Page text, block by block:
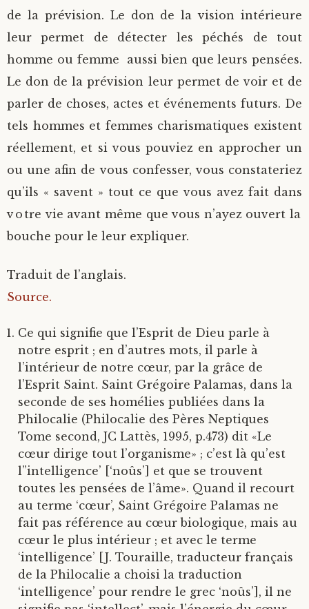
de la prévision. Le don de la vision intérieure
leur permet de détecter les péchés de tout
homme ou femme aussi bien que leurs pensées.
Le don de la prévision leur permet de voir et de
parler de choses, actes et événements futurs. De
tels hommes et femmes charismatiques existent
réellement, et si vous pouviez en approcher un
ou une afin de vous confesser, vous constateriez
qu’ils « savent » tout ce que vous avez fait dans
votre vie avant même que vous n’ayez ouvert la
bouche pour le leur expliquer.
Traduit de l’anglais.
Source.
Ce qui signifie que l’Esprit de Dieu parle à
notre esprit ; en d’autres mots, il parle à
l’intérieur de notre cœur, par la grâce de
l’Esprit Saint. Saint Grégoire Palamas, dans la
seconde de ses homélies publiées dans la
Philocalie (Philocalie des Pères Neptiques
Tome second, JC Lattès, 1995, p.473) dit «Le
cœur dirige tout l’organisme» ; c’est là qu’est
l”intelligence’ [‘noûs’] et que se trouvent
toutes les pensées de l’âme». Quand il recourt
au terme ‘cœur’, Saint Grégoire Palamas ne
fait pas référence au cœur biologique, mais au
cœur le plus intérieur ; et avec le terme
‘intelligence’ [J. Touraille, traducteur français
de la Philocalie a choisi la traduction
‘intelligence’ pour rendre le grec ‘noûs’], il ne